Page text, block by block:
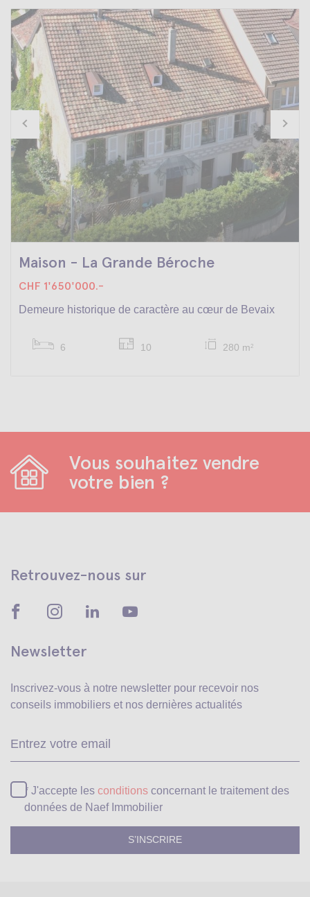
Maison - La Grande Béroche
CHF 1'650'000.-
Demeure historique de caractère au cœur de Bevaix
6 10 280 m2
Vous souhaitez vendre
votre bien ?
Retrouvez-nous sur
Newsletter
Inscrivez-vous à notre newsletter pour recevoir nos
conseils immobiliers et nos dernières actualités
* J'accepte les conditions concernant le traitement des
données de Naef Immobilier